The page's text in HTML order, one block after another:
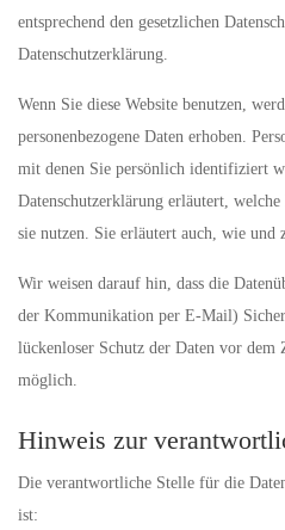
entsprechend den gesetzlichen
Datenschutzerklärung.
Wenn Sie diese Website benutzen,
personenbezogene Daten erhoben.
mit denen Sie persönlich identifiziert
Datenschutzerklärung erläutert,
sie nutzen. Sie erläutert auch, wie und
Wir weisen darauf hin, dass die
der Kommunikation per E-Mail)
lückenloser Schutz der Daten vor
möglich.
Hinweis zur
Die verantwortliche Stelle für die
ist: